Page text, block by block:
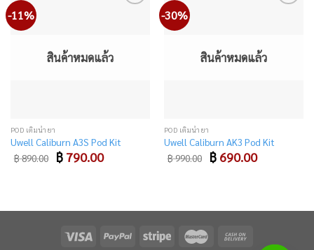
-11%
สินค้าหมดแล้ว
POD เติมน้ำยา
Uwell Caliburn A3S Pod Kit
฿890.00 Original
price
฿ 790.00Current
price
-30%
สินค้าหมดแล้ว
POD เติมน้ำยา
Uwell Caliburn AK3 Pod Kit
฿990.00 Original
price
฿ 690.00Current
price